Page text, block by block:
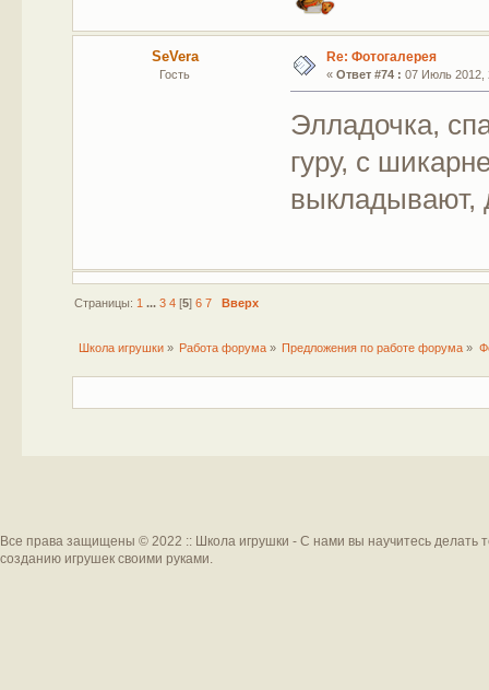
SeVera
Гость
Re: Фотогалерея
« Ответ #74 : 07 Июль 2012,
Элладочка,
гуру, с
выкладывают,
Страницы: 1 ... 3 4[5] 6 7 Вверх
Школа игрушки» Работа форума » Предложения по работе форума »
Все права защищены © 2022 :: Школа игрушки - С нами вы научитесь делать
созданию игрушек своими руками.